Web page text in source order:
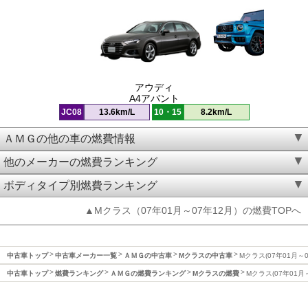
アウディ
A4アバント
JC08 13.6km/L 10・15 8.2km/L
ＡＭＧの他の車の燃費情報
他のメーカーの燃費ランキング
ボディタイプ別燃費ランキング
▲Mクラス（07年01月～07年12月）の燃費TOPへ
中古車トップ 中古車メーカー一覧 ＡＭＧの中古車 Mクラスの中古車 Mクラス(07年01月～
中古車トップ 燃費ランキング ＡＭＧの燃費ランキング Mクラスの燃費 Mクラス(07年01月